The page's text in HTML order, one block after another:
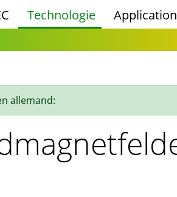
Technologie
allemand: